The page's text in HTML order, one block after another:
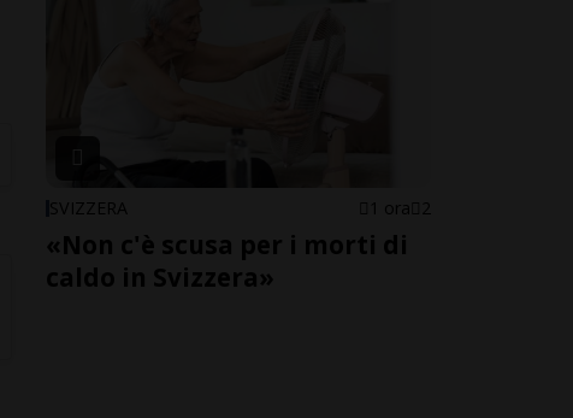
SVIZZERA 1 ora 2
«Non c'è scusa per i morti di
caldo in Svizzera»